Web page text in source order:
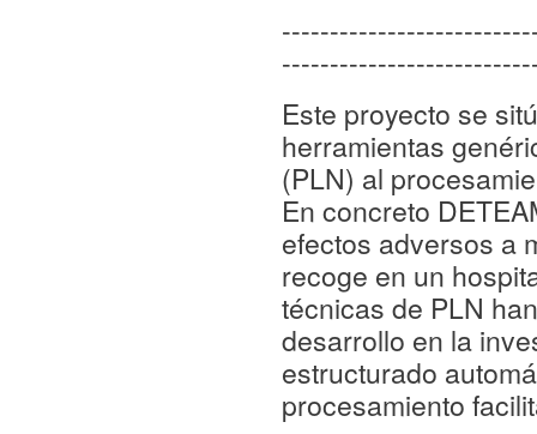
Este proyecto se
herramientas
(PLN) al
En concreto
efectos adversos a
recoge en un
técnicas de PLN
desarrollo en la
estructurado
procesamiento